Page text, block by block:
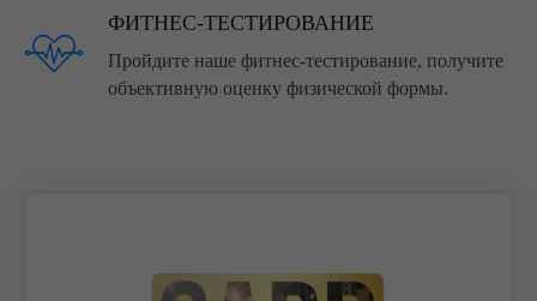
ФИТНЕС-ТЕСТИРОВАНИЕ
Пройдите наше фитнес-тестирование, получите
объективную оценку физической формы.